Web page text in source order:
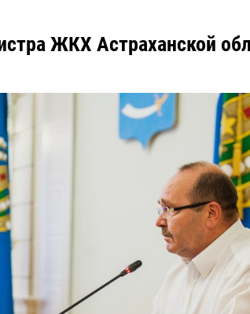
ЖКХ Астраханской